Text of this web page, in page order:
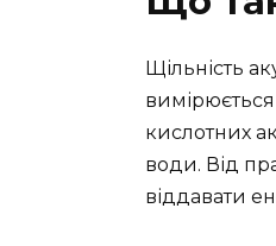
Щільність
кислотних
води. Від
віддавати